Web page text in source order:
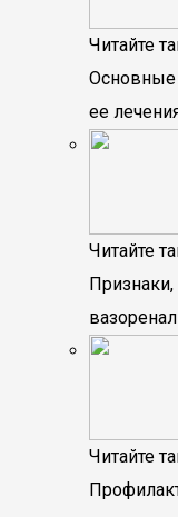
Читайте
Основные
ее
Читайте
Признаки,
Читайте